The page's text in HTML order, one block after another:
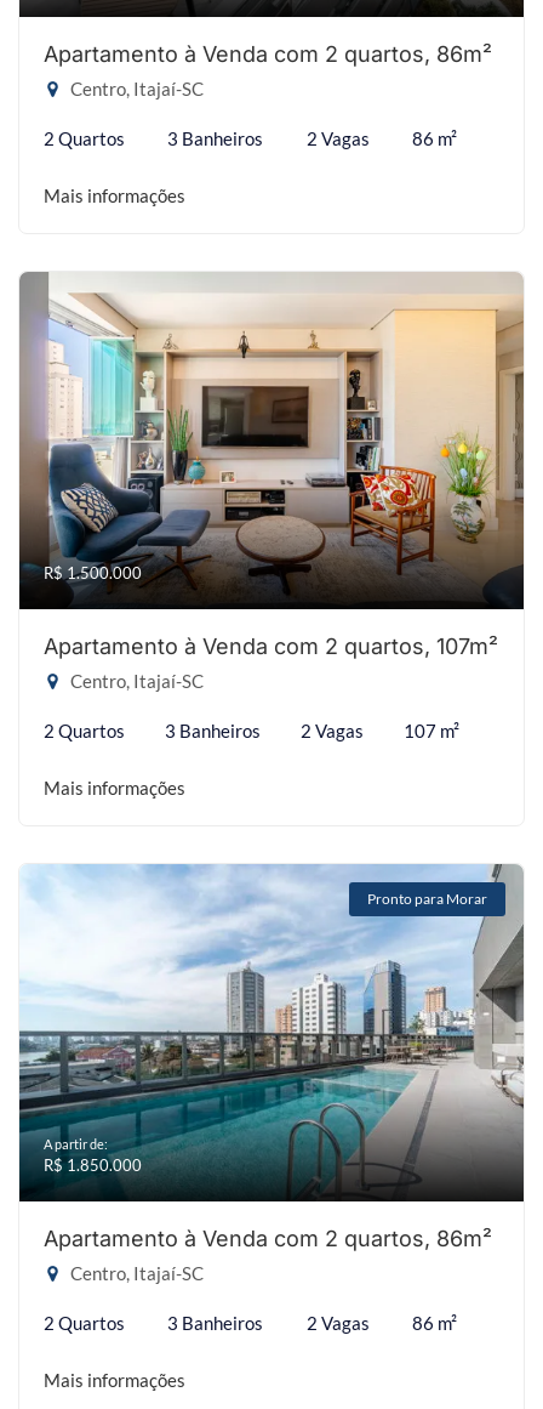
Apartamento à Venda com 2 quartos, 86m²
Centro, Itajaí-SC
2 Quartos 3 Banheiros 2 Vagas 86 m²
Mais informações
R$ 1.500.000
Apartamento à Venda com 2 quartos, 107m²
Centro, Itajaí-SC
2 Quartos 3 Banheiros 2 Vagas 107 m²
Mais informações
Pronto para Morar
A partir de:
R$ 1.850.000
Apartamento à Venda com 2 quartos, 86m²
Centro, Itajaí-SC
2 Quartos 3 Banheiros 2 Vagas 86 m²
Mais informações